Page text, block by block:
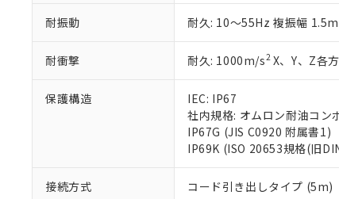
耐振動 耐久: 10～55Hz 複振幅
耐衝撃 耐久: 1000m/s2X、Y、Z各
保護構造
IEC: IP67
社内規格: オムロン耐油コン
IP67G (JIS C0920 附属書1)
IP69K (ISO 20653規格(旧
接続方式 コード引き出しタイプ (5m)